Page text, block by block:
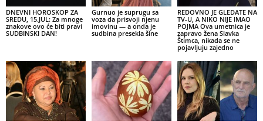
DNEVNI HOROSKOP ZA
SREDU, 15.JUL: Za mnoge
znakove ovo će biti pravi
SUDBINSKI DAN!
Gurnuo je suprugu sa
voza da prisvoji njenu
imovinu — a onda je
sudbina presekla šine
REDOVNO JE GLEDATE NA
TV-U, A NIKO NIJE IMAO
POJMA Ova umetnica je
zapravo žena Slavka
Štimca, nikada se ne
pojavljuju zajedno